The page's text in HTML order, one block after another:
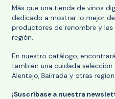
Más que una tienda de vinos
dedicado a mostrar lo mejor
productores de renombre y las
región.
En nuestro catálogo,
también una cuidada selección
Alentejo, Bairrada y otras
¡Suscríbase a nuestra